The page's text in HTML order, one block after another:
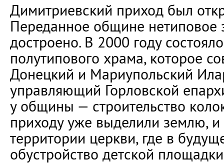
Димитриевский приход был
Переданное общине нетиповое
достроено. В 2000 году
полутипового храма, которое
Донецкий и Мариупольский
управляющий Горловской
у общины — строительство
приходу уже выделили землю,
территории церкви, где в
обустройство детской